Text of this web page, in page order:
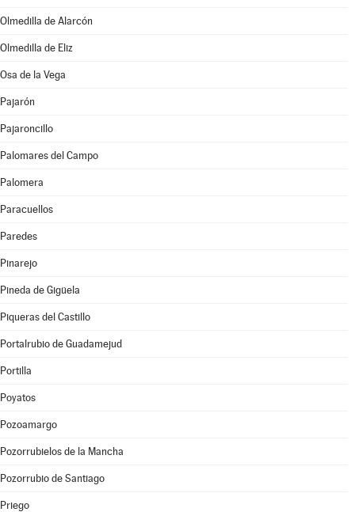
Olmedilla de Alarcón
Olmedilla de Eliz
Osa de la Vega
Pajarón
Pajaroncillo
Palomares del Campo
Palomera
Paracuellos
Paredes
Pinarejo
Pineda de Gigüela
Piqueras del Castillo
Portalrubio de Guadamejud
Portilla
Poyatos
Pozoamargo
Pozorrubielos de la Mancha
Pozorrubio de Santiago
Priego